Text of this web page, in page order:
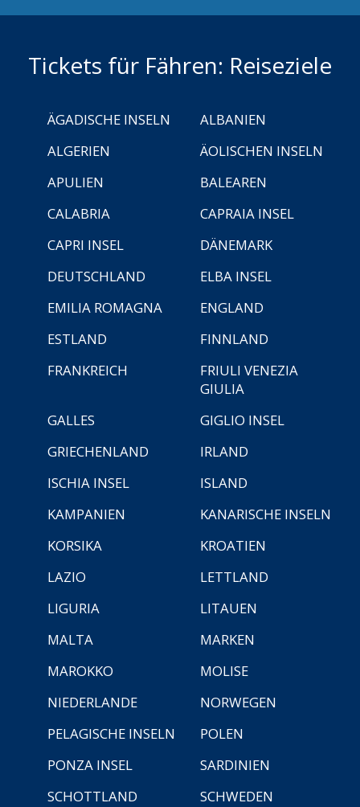
Tickets für Fähren: Reiseziele
ÄGADISCHE INSELN
ALBANIEN
ALGERIEN
ÄOLISCHEN INSELN
APULIEN
BALEAREN
CALABRIA
CAPRAIA INSEL
CAPRI INSEL
DÄNEMARK
DEUTSCHLAND
ELBA INSEL
EMILIA ROMAGNA
ENGLAND
ESTLAND
FINNLAND
FRANKREICH
FRIULI VENEZIA
GIULIA
GALLES
GIGLIO INSEL
GRIECHENLAND
IRLAND
ISCHIA INSEL
ISLAND
KAMPANIEN
KANARISCHE INSELN
KORSIKA
KROATIEN
LAZIO
LETTLAND
LIGURIA
LITAUEN
MALTA
MARKEN
MAROKKO
MOLISE
NIEDERLANDE
NORWEGEN
PELAGISCHE INSELN
POLEN
PONZA INSEL
SARDINIEN
SCHOTTLAND
SCHWEDEN